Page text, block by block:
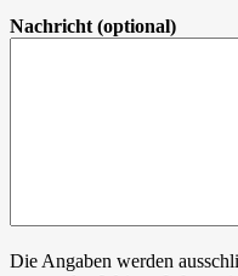
Nachricht (optional)
Die Angaben werden